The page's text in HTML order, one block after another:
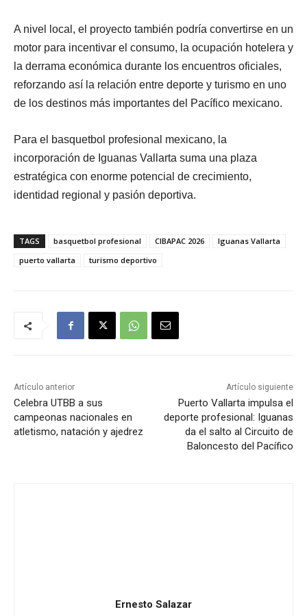
A nivel local, el proyecto también podría convertirse en un
motor para incentivar el consumo, la ocupación hotelera y
la derrama económica durante los encuentros oficiales,
reforzando así la relación entre deporte y turismo en uno
de los destinos más importantes del Pacífico mexicano.
Para el basquetbol profesional mexicano, la
incorporación de Iguanas Vallarta suma una plaza
estratégica con enorme potencial de crecimiento,
identidad regional y pasión deportiva.
TAGS basquetbol profesional CIBAPAC 2026
Iguanas Vallarta
puerto vallarta
turismo deportivo
Artículo anterior
Celebra UTBB a sus
campeonas nacionales en
atletismo, natación y ajedrez
Artículo siguiente
Puerto Vallarta impulsa el
deporte profesional: Iguanas
da el salto al Circuito de
Baloncesto del Pacífico
Ernesto Salazar